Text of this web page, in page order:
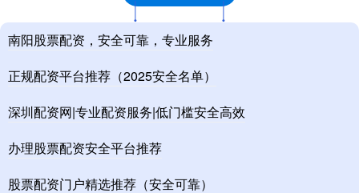
南阳股票配资，安全可靠，专业服务
正规配资平台推荐（2025安全名单）
深圳配资网|专业配资服务|低门槛安全高效
办理股票配资安全平台推荐
股票配资门户精选推荐（安全可靠）